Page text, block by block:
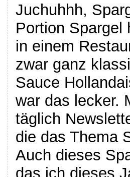
Juchuhhh,
Portion Spargel
in einem
zwar ganz
Sauce
war das lecker.
täglich
die das Thema
Auch dieses
das ich dieses